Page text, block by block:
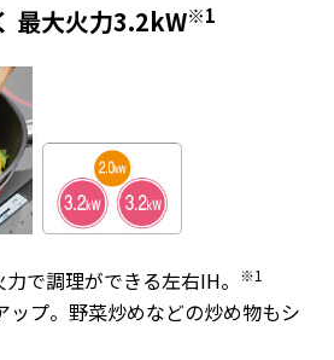
最大火力3.2kW※1
で調理ができる左右IH。 ※1
ップ。野菜炒めなどの炒め物もシ